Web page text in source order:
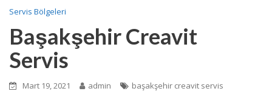
Servis Bölgeleri
Başakşehir Creavit
Servis
Mart 19, 2021 admin başakşehir creavit servis